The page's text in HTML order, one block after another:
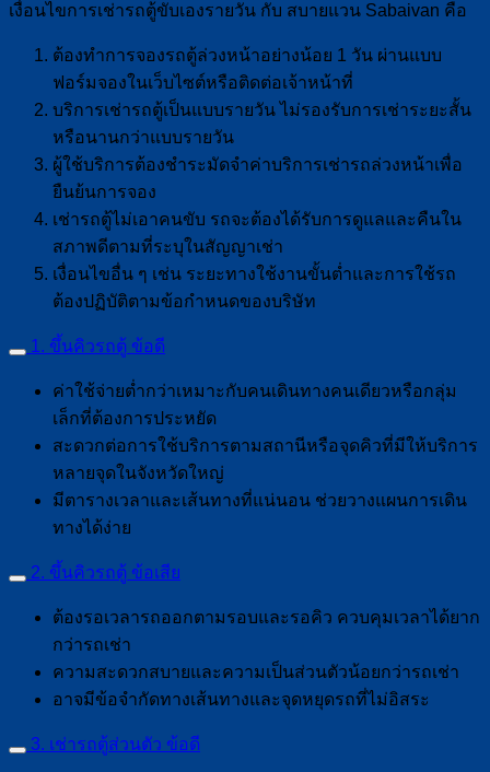
เงื่อนไขการเช่ารถตู้ขับเองรายวัน กับ สบายแวน Sabaivan คือ
ต้องทำการจองรถตู้ล่วงหน้าอย่างน้อย 1 วัน ผ่านแบบ
ฟอร์มจองในเว็บไซต์หรือติดต่อเจ้าหน้าที่
บริการเช่ารถตู้เป็นแบบรายวัน ไม่รองรับการเช่าระยะสั้น
หรือนานกว่าแบบรายวัน
ผู้ใช้บริการต้องชำระมัดจำค่าบริการเช่ารถล่วงหน้าเพื่อ
ยืนย้นการจอง
เช่ารถตู้ไม่เอาคนขับ รถจะต้องได้รับการดูแลและคืนใน
สภาพดีตามที่ระบุในสัญญาเช่า
เงื่อนไขอื่น ๆ เช่น ระยะทางใช้งานขั้นต่ำและการใช้รถ
ต้องปฏิบัติตามข้อกำหนดของบริษัท
1. ขึ้นคิวรถตู้ ข้อดี
ค่าใช้จ่ายต่ำกว่าเหมาะกับคนเดินทางคนเดียวหรือกลุ่ม
เล็กที่ต้องการประหยัด
สะดวกต่อการใช้บริการตามสถานีหรือจุดคิวที่มีให้บริการ
หลายจุดในจังหวัดใหญ่
มีตารางเวลาและเส้นทางที่แน่นอน ช่วยวางแผนการเดิน
ทางได้ง่าย
2. ขึ้นคิวรถตู้ ข้อเสีย
ต้องรอเวลารถออกตามรอบและรอคิว ควบคุมเวลาได้ยาก
กว่ารถเช่า
ความสะดวกสบายและความเป็นส่วนตัวน้อยกว่ารถเช่า
อาจมีข้อจำกัดทางเส้นทางและจุดหยุดรถที่ไม่อิสระ
3. เช่ารถตู้ส่วนตัว ข้อดี